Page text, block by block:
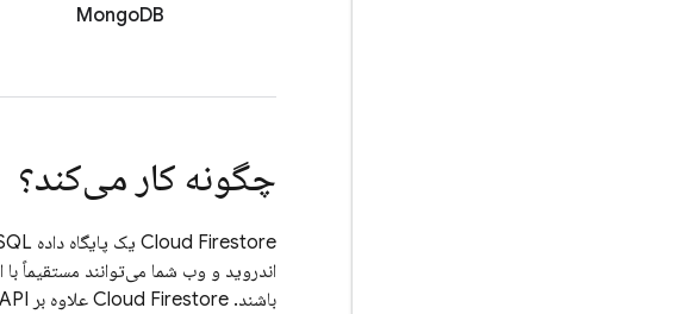
MongoDB
چگونه کار می‌کند؟
Cloud Firestore
باشند. Cloud Firestore